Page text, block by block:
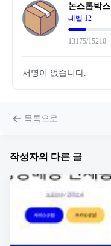
논스톱박스
레벨 12
13175/15210
서명이 없습니다.
목록으로
작성자의 다른 글